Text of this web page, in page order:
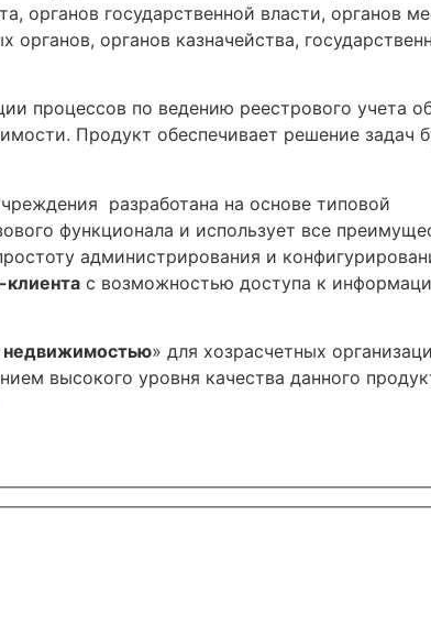
органов государственной власти, органов
органов казначейства,
процессов по ведению реестрового учета
Продукт обеспечивает решение задач
разработана на основе типовой
функционала и использует все
администрирования и
клиента с возможностью доступа к
недвижимостью» для хозрасчетных
высокого уровня качества данного